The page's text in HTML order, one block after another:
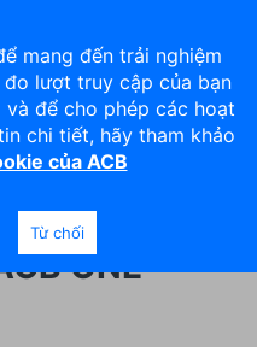
đổi mật
hàng
ONE
mang đến trải nghiệm
lượt truy cập của bạn
để cho phép các hoạt
chi tiết, hãy tham khảo
của ACB
Từ chối